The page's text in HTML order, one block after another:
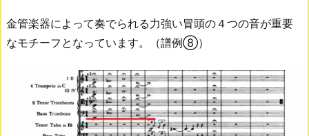
金管楽器によって奏でられる力強い冒頭の４つの音が重要
なモチーフとなっています。（譜例⑧）